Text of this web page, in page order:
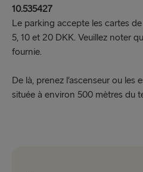
10.535427
Le parking accepte les cartes
5, 10 et 20 DKK. Veuillez noter
fournie.
De là, prenez l’ascenseur ou les
située à environ 500 mètres du